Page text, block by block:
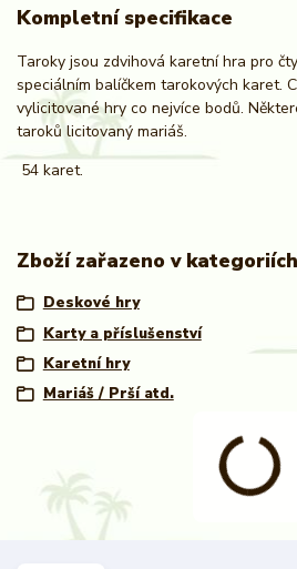
Kompletní specifikace
Taroky jsou zdvihová karetní hra pro
speciálním balíčkem tarokových karet.
vylicitované hry co nejvíce bodů.
taroků licitovaný mariáš.
54 karet.
Zboží zařazeno v kategoriích
Deskové hry
Karty a příslušenství
Karetní hry
Mariáš / Prší atd.